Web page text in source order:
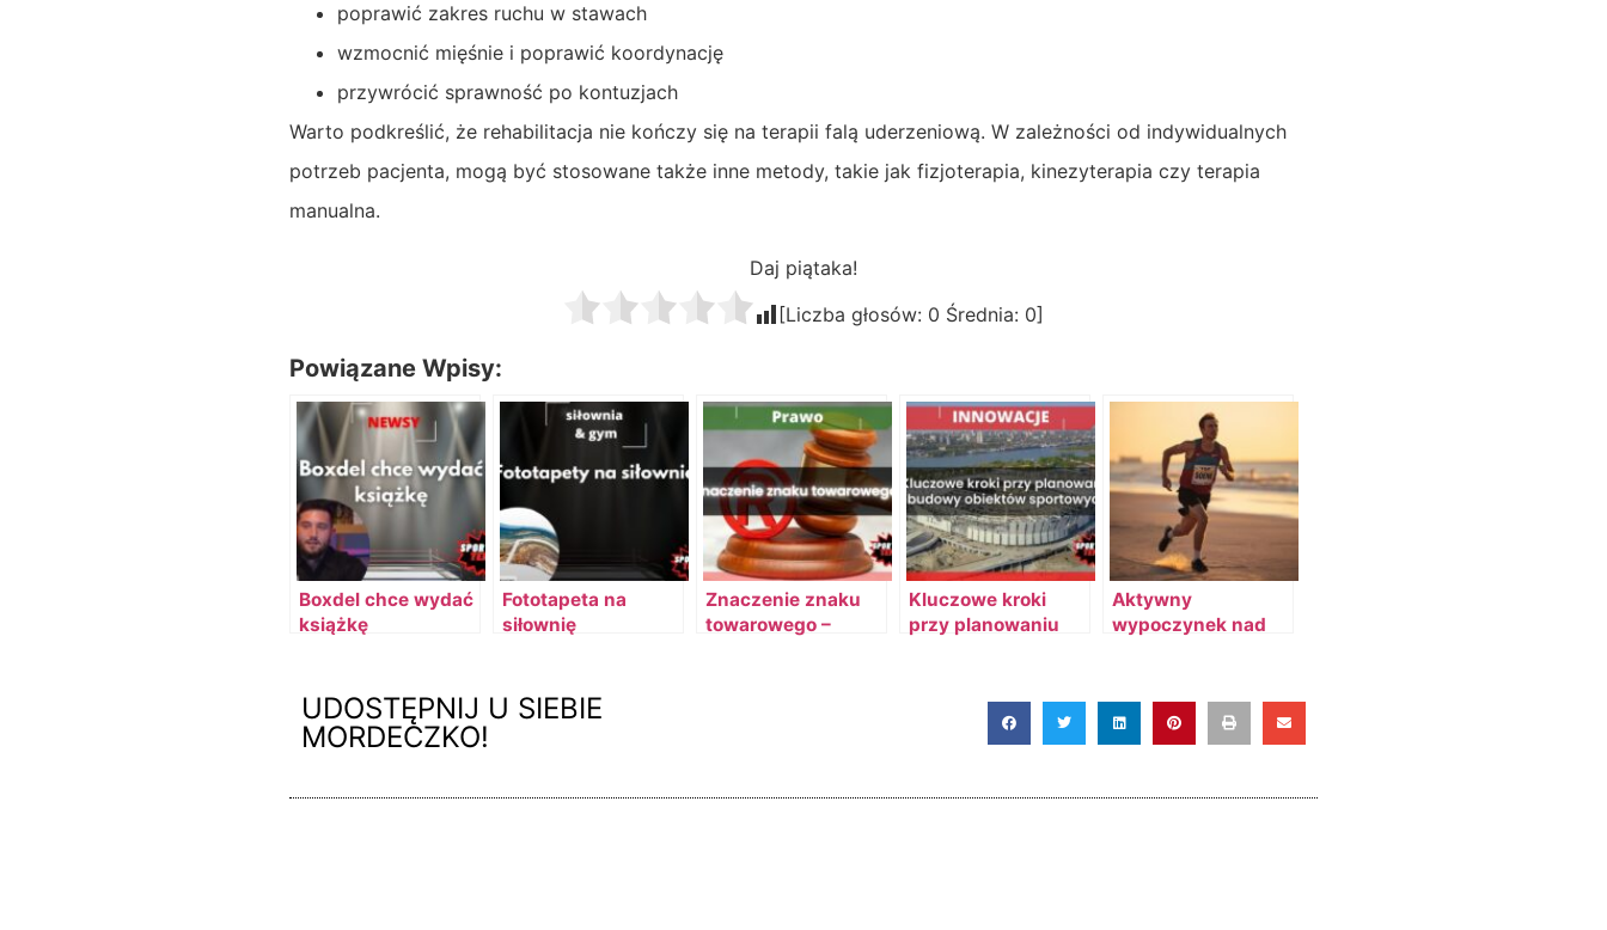
poprawić zakres ruchu w stawach
wzmocnić mięśnie i poprawić koordynację
przywrócić sprawność po kontuzjach
Warto podkreślić, że rehabilitacja nie kończy się na terapii falą uderzeniową. W zależności od indywidualnych
potrzeb pacjenta, mogą być stosowane także inne metody, takie jak fizjoterapia, kinezyterapia czy terapia
manualna.
Daj piątaka!
[Liczba głosów: 0 Średnia: 0]
Powiązane Wpisy:
Boxdel chce wydać
książkę
Fototapeta na
siłownię
Znaczenie znaku
towarowego –
Kluczowe kroki
przy planowaniu
Aktywny
wypoczynek nad
przyciąga osoby
uprawiające sport
UDOSTĘPNIJ U SIEBIE
MORDECZKO!